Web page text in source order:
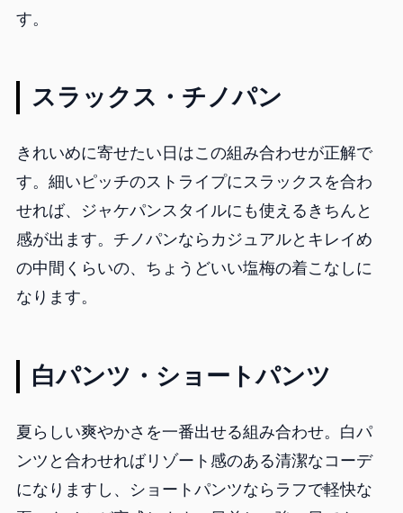
す。
スラックス・チノパン
きれいめに寄せたい日はこの組み合わせが正解で
す。細いピッチのストライプにスラックスを合わ
せれば、ジャケパンスタイルにも使えるきちんと
感が出ます。チノパンならカジュアルとキレイめ
の中間くらいの、ちょうどいい塩梅の着こなしに
なります。
白パンツ・ショートパンツ
夏らしい爽やかさを一番出せる組み合わせ。白パ
ンツと合わせればリゾート感のある清潔なコーデ
になりますし、ショートパンツならラフで軽快な